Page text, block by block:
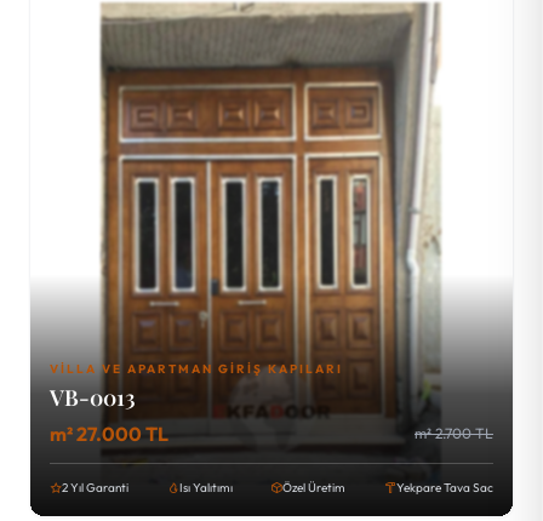
VILLA VE APARTMAN GIRIŞ KAPILARI
VB-0013
m² 27.000 TL m² 2.700 TL
2 Yıl Garanti Isı Yalıtımı Özel Üretim Yekpare Tava Sac